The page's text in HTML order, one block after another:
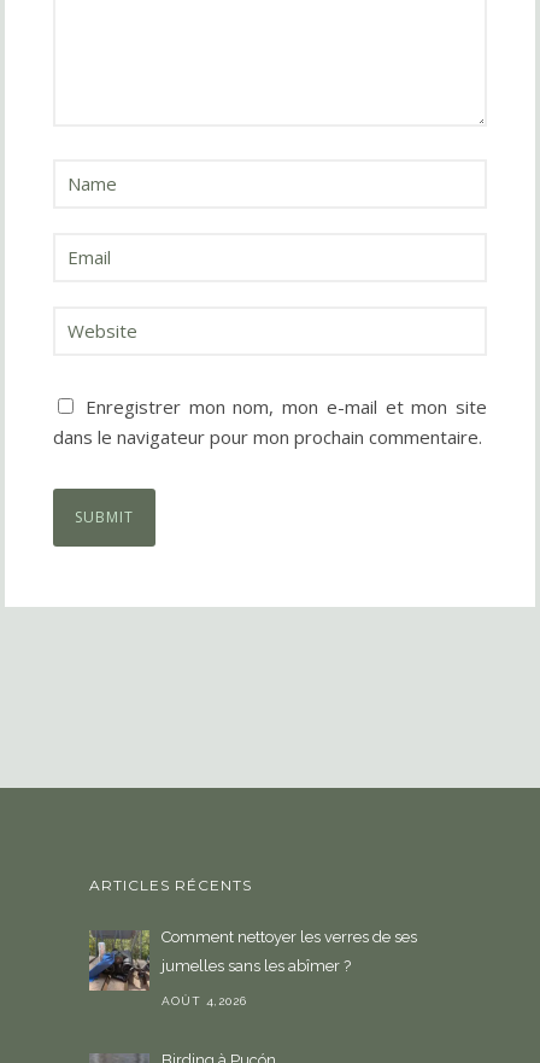
Enregistrer mon nom, mon e-mail et mon site
dans le navigateur pour mon prochain commentaire.
ARTICLES RÉCENTS
Comment nettoyer les verres de ses
jumelles sans les abîmer ?
AOÛT 4,2026